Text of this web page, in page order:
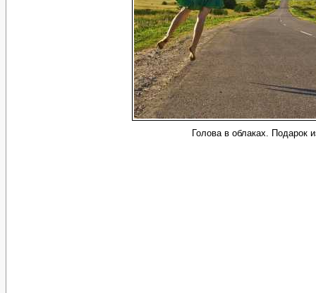
Голова в облаках. Подарок